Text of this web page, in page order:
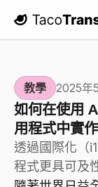
TacoTranslate
教學 2025年
如何在使用
用程式中實
透過國際化（
程式更具可及